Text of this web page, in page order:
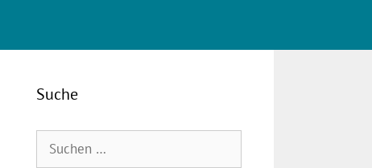
Suche
Suchen
nach: